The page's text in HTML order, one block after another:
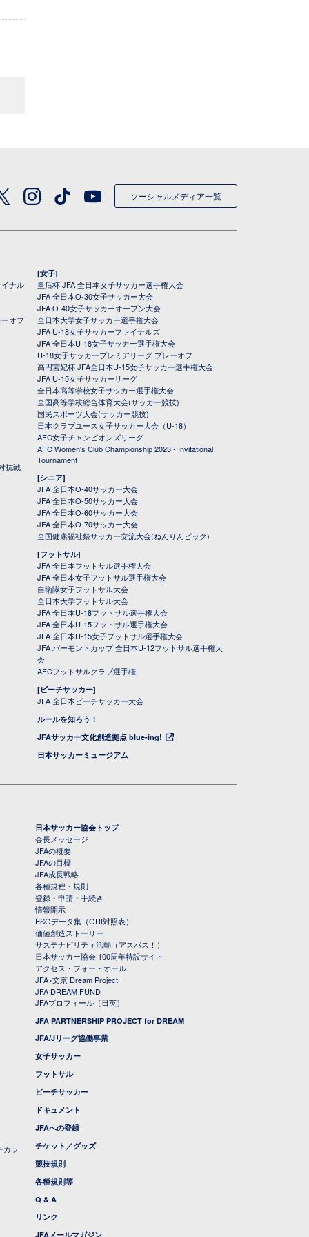
ソーシャルメディア一覧
ナル
オフ
抗戦
[女子]
皇后杯 JFA 全日本女子サッカー選手権大会
JFA 全日本O-30女子サッカー大会
JFA O-40女子サッカーオープン大会
全日本大学女子サッカー選手権大会
JFA U-18女子サッカーファイナルズ
JFA 全日本U-18女子サッカー選手権大会
U-18女子サッカープレミアリーグ プレーオフ
高円宮妃杯 JFA全日本U-15女子サッカー選手権大会
JFA U-15女子サッカーリーグ
全日本高等学校女子サッカー選手権大会
全国高等学校総合体育大会(サッカー競技)
国民スポーツ大会(サッカー競技)
日本クラブユース女子サッカー大会（U-18）
AFC女子チャンピオンズリーグ
AFC Women's Club Championship 2023 - Invitational
Tournament
[シニア]
JFA 全日本O-40サッカー大会
JFA 全日本O-50サッカー大会
JFA 全日本O-60サッカー大会
JFA 全日本O-70サッカー大会
全国健康福祉祭サッカー交流大会(ねんりんピック)
[フットサル]
JFA 全日本フットサル選手権大会
JFA 全日本女子フットサル選手権大会
自衛隊女子フットサル大会
全日本大学フットサル大会
JFA 全日本U-18フットサル選手権大会
JFA 全日本U-15フットサル選手権大会
JFA 全日本U-15女子フットサル選手権大会
JFA バーモントカップ 全日本U-12フットサル選手権大
会
AFCフットサルクラブ選手権
[ビーチサッカー]
JFA 全日本ビーチサッカー大会
ルールを知ろう！
JFAサッカー文化創造拠点 blue-ing!
日本サッカーミュージアム
カラ
日本サッカー協会トップ
会長メッセージ
JFAの概要
JFAの目標
JFA成長戦略
各種規程・規則
登録・申請・手続き
情報開示
ESGデータ集（GRI対照表）
価値創造ストーリー
サステナビリティ活動（アスパス！）
日本サッカー協会 100周年特設サイト
アクセス・フォー・オール
JFA×文京 Dream Project
JFA DREAM FUND
JFAプロフィール［日英］
JFA PARTNERSHIP PROJECT for DREAM
JFA/Jリーグ協働事業
女子サッカー
フットサル
ビーチサッカー
ドキュメント
JFAへの登録
チケット／グッズ
競技規則
各種規則等
Q & A
リンク
JFAメールマガジン